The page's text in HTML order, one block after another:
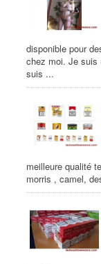
disponible pour
chez moi. Je suis
suis ...
meilleure qualité
morris , camel,